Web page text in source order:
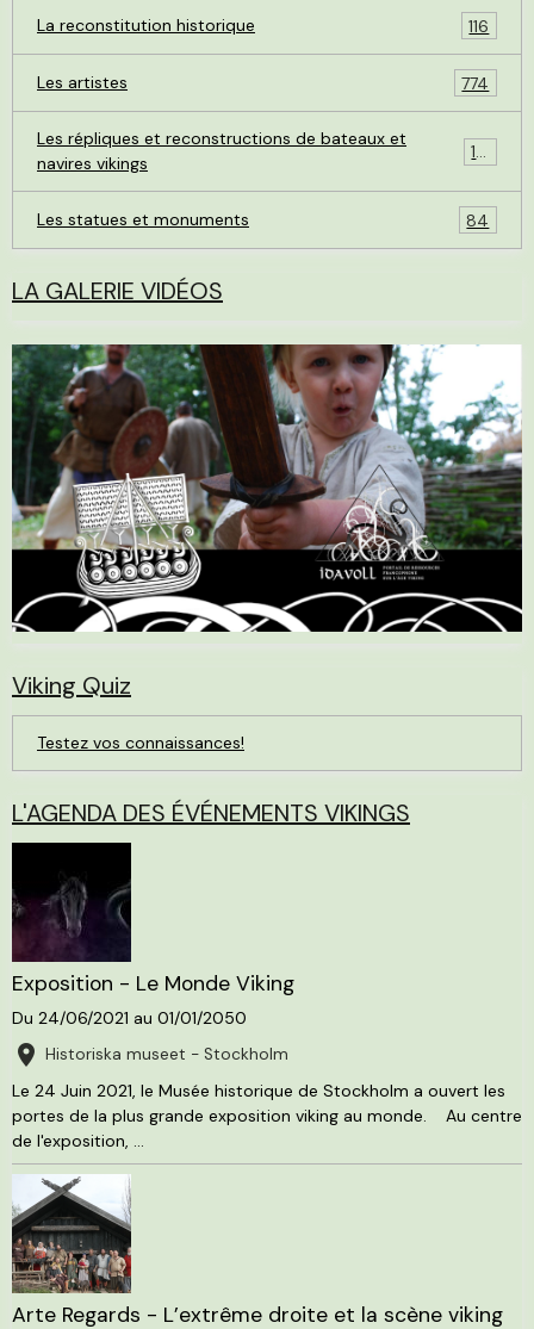
La reconstitution historique 116
Les artistes 774
Les répliques et reconstructions de bateaux et
navires vikings
119
Les statues et monuments 84
LA GALERIE VIDÉOS
Viking Quiz
Testez vos connaissances!
L'AGENDA DES ÉVÉNEMENTS VIKINGS
Exposition - Le Monde Viking
Du 24/06/2021 au 01/01/2050
Historiska museet - Stockholm
Le 24 Juin 2021, le Musée historique de Stockholm a ouvert les
portes de la plus grande exposition viking au monde. Au centre
de l'exposition, ...
Arte Regards - L’extrême droite et la scène viking